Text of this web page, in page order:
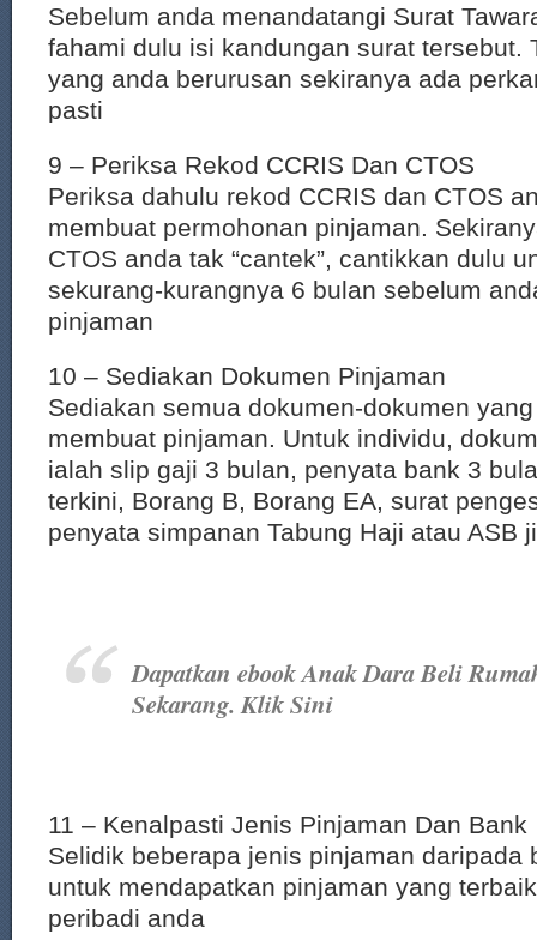
Sebelum anda menandatangi Surat
fahami dulu isi kandungan surat tersebut.
yang anda berurusan sekiranya ada
pasti
9 – Periksa Rekod CCRIS Dan CTOS
Periksa dahulu rekod CCRIS dan CTOS
membuat permohonan pinjaman.
CTOS anda tak “cantek”, cantikkan dulu
sekurang-kurangnya 6 bulan sebelum
pinjaman
10 – Sediakan Dokumen Pinjaman
Sediakan semua dokumen-dokumen
membuat pinjaman. Untuk individu,
ialah slip gaji 3 bulan, penyata bank 3
terkini, Borang B, Borang EA, surat
penyata simpanan Tabung Haji atau ASB
Dapatkan ebook Anak Dara Beli
Sekarang. Klik Sini
11 – Kenalpasti Jenis Pinjaman Dan Bank
Selidik beberapa jenis pinjaman daripada
untuk mendapatkan pinjaman yang
peribadi anda